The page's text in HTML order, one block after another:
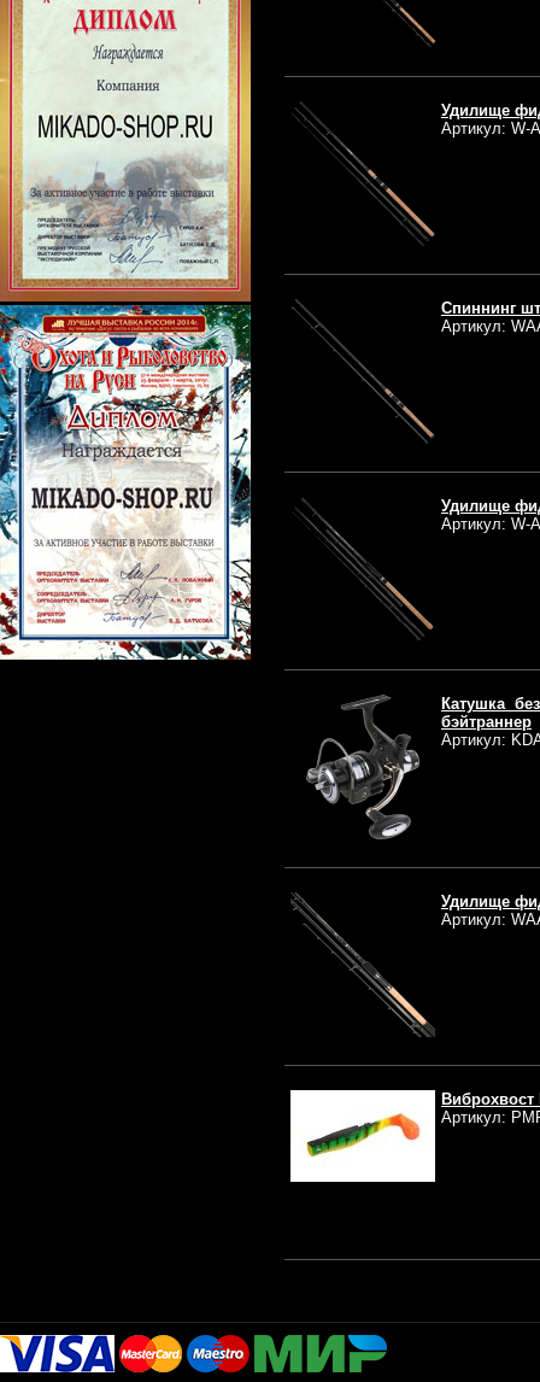
Удилище
Артикул: W-
Спиннинг
Артикул:
Удилище
Артикул: W-
Катушка
бэйтраннер
Артикул:
Удилище
Артикул:
Виброхвост
Артикул: